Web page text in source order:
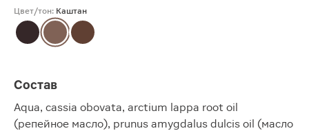
Цвет/тон: Каштан
Состав
Aqua, cassia obovata, arctium lappa root oil
(репейное масло), prunus amygdalus dulcis oil (масло